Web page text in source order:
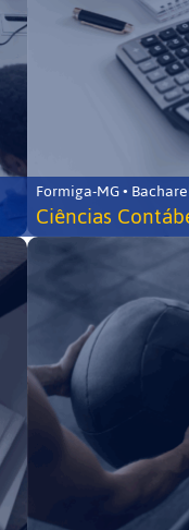
Formiga-MG •
Ciências